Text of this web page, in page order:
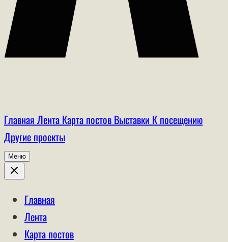
Главная Лента Карта постов Выставки К посещению
Другие проекты
Меню
Главная
Лента
Карта постов